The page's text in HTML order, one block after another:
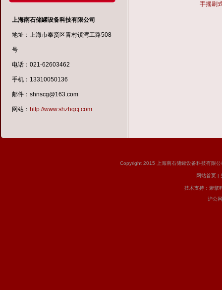
上海南石储罐设备科技有限公司
地址：上海市奉贤区青村镇湾工路508
号
电话：021-62603462
手机：13310050136
邮件：shnscg@163.com
网站： http://www.shzhqcj.com
手摇刷
Copyright 2015 上海南石储罐设备科技有限
网站首页 |
技术支持： 聚擎
沪公